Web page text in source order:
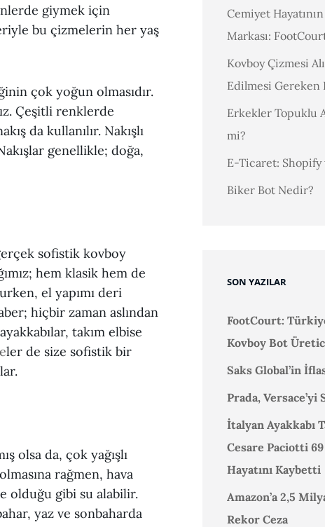
giymek için
bu çizmelerin her yaş
çok yoğun olmasıdır.
Çeşitli renklerde
da kullanılır. Nakışlı
genellikle; doğa,
sofistik kovboy
hem klasik hem de
el yapımı deri
hiçbir zaman aslından
takım elbise
ler de size sofistik bir
olsa da, çok yağışlı
rağmen, hava
olduğu gibi su alabilir.
yaz ve sonbaharda
Cemiyet Hayatının
Markası:
Kovboy Çizmesi
Edilmesi Gereken
Erkekler Topuklu
mi?
E-Ticaret: Shopify
Biker Bot Nedir?
SON YAZILAR
FootCourt:
Kovboy Bot
Saks Global’in
Prada, Versace’yi
İtalyan Ayakkabı
Cesare Paciotti 69
Hayatını Kaybetti
Amazon’a 2,5
Rekor Ceza